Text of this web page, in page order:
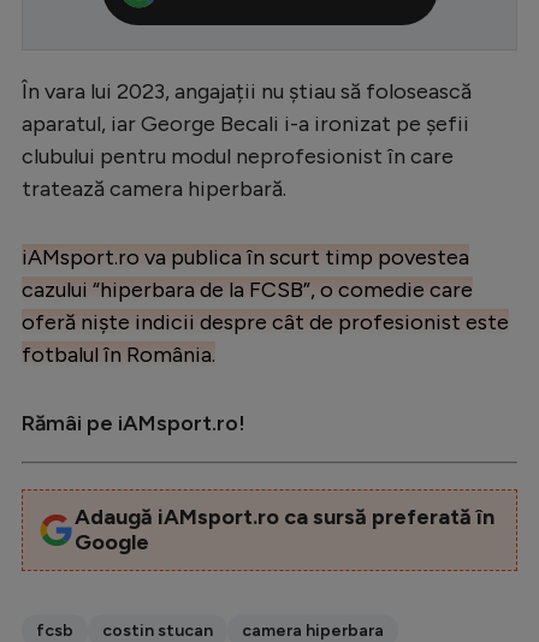
Ligue 1
Starurile fotbalului
EURO 2024
Stranieri
Clasamente
Handbal
Natație
Formula 1
În vara lui 2023, angajații nu știau să folosească
aparatul, iar George Becali i-a ironizat pe șefii
clubului pentru modul neprofesionist în care
tratează camera hiperbară.
iAMsport.ro va publica în scurt timp povestea
cazului “hiperbara de la FCSB”, o comedie care
oferă niște indicii despre cât de profesionist este
fotbalul în România.
Rămâi pe iAMsport.ro!
Adaugă iAMsport.ro ca sursă preferată în
Google
fcsb costin stucan camera hiperbara